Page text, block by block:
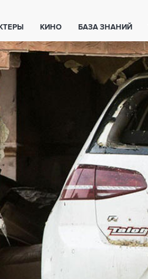
КИНО БАЗА ЗНАНИЙ
СОВЕТЫ ЖИВОТНЫЕ
ТЕХНОЛОГИИ